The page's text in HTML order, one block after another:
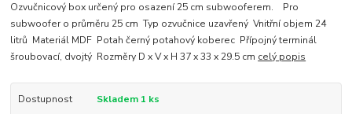
Ozvučnicový box určený pro osazení 25 cm subwooferem. Pro
subwoofer o průměru 25 cm Typ ozvučnice uzavřený Vnitřní objem 24
litrů Materiál MDF Potah černý potahový koberec Přípojný terminál
šroubovací, dvojtý Rozměry D x V x H 37 x 33 x 29.5 cm celý popis
Dostupnost
Skladem 1 ks